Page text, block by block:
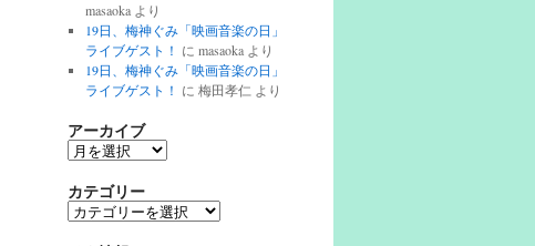
masaokaより
19日、梅神ぐみ「映画音楽の日」
ライブゲスト！ に masaokaより
19日、梅神ぐみ「映画音楽の日」
ライブゲスト！ に 梅田孝仁 より
アーカイブ
ア
カ
イ
カテゴリー
カ